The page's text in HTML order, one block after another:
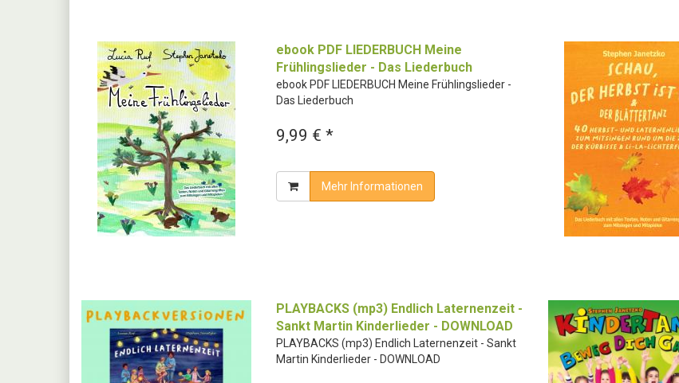
ebook PDF LIEDERBUCH Meine
Frühlingslieder - Das Liederbuch
ebook PDF LIEDERBUCH Meine Frühlingslieder -
Das Liederbuch
9,99 € *
Mehr Informationen
PLAYBACKS (mp3) Endlich Laternenzeit -
Sankt Martin Kinderlieder - DOWNLOAD
PLAYBACKS (mp3) Endlich Laternenzeit - Sankt
Martin Kinderlieder - DOWNLOAD